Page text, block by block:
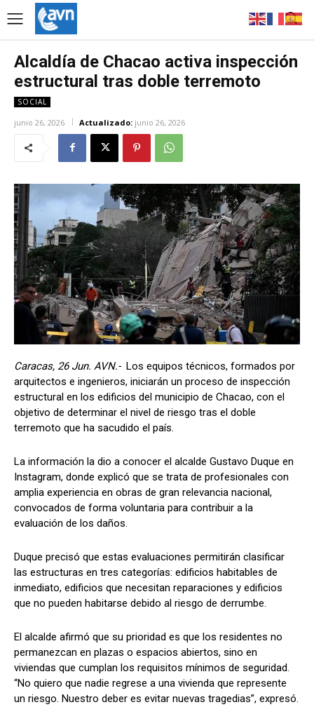
Alcaldía de Chacao activa inspección
estructural tras doble terremoto
SOCIAL
junio 26, 2026 Actualizado: junio 26, 2026
Caracas, 26 Jun. AVN.- Los equipos técnicos, formados por
arquitectos e ingenieros, iniciarán un proceso de inspección
estructural en los edificios del municipio de Chacao, con el
objetivo de determinar el nivel de riesgo tras el doble
terremoto que ha sacudido el país.
La información la dio a conocer el alcalde Gustavo Duque en
Instagram, donde explicó que se trata de profesionales con
amplia experiencia en obras de gran relevancia nacional,
convocados de forma voluntaria para contribuir a la
evaluación de los daños.
Duque precisó que estas evaluaciones permitirán clasificar
las estructuras en tres categorías: edificios habitables de
inmediato, edificios que necesitan reparaciones y edificios
que no pueden habitarse debido al riesgo de derrumbe.
El alcalde afirmó que su prioridad es que los residentes no
permanezcan en plazas o espacios abiertos, sino en
viviendas que cumplan los requisitos mínimos de seguridad.
“No quiero que nadie regrese a una vivienda que represente
un riesgo. Nuestro deber es evitar nuevas tragedias”, expresó.